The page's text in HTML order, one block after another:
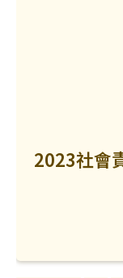
2023社會